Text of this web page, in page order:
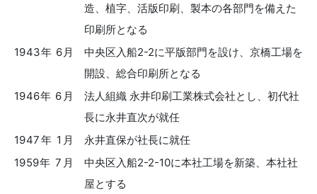
造、植字、活版印刷、製本の各部門を備えた
印刷所となる
1943年 6月
中央区入船2-2に平版部門を設け、京橋工場を
開設、総合印刷所となる
1946年 6月
法人組織 永井印刷工業株式会社とし、初代社
長に永井直次が就任
1947年 1月
永井直保が社長に就任
1959年 7月
中央区入船2-2-10に本社工場を新築、本社社
屋とする